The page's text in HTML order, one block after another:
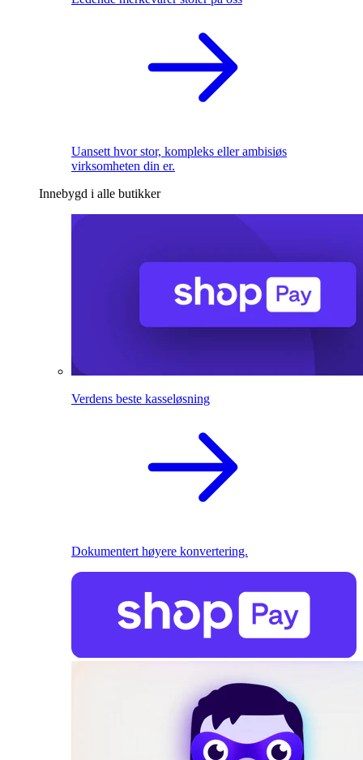
Uansett hvor stor, kompleks eller ambisiøs
virksomheten din er.
Innebygd i alle butikker
Verdens beste kasseløsning
Dokumentert høyere konvertering.